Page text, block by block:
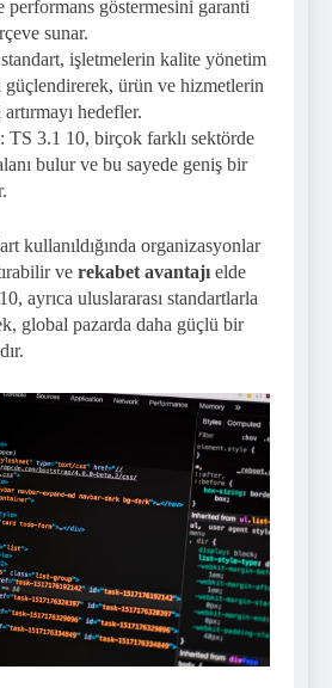
performans göstermesini garanti
sunar.
işletmelerin kalite yönetim
güçlendirerek, ürün ve hizmetlerin
hedefler.
: TS 3.1 10, birçok farklı sektörde
bulur ve bu sayede geniş bir
kullanıldığında organizasyonlar
ve rekabet avantajı elde
ayrıca uluslararası standartlarla
global pazarda daha güçlü bir